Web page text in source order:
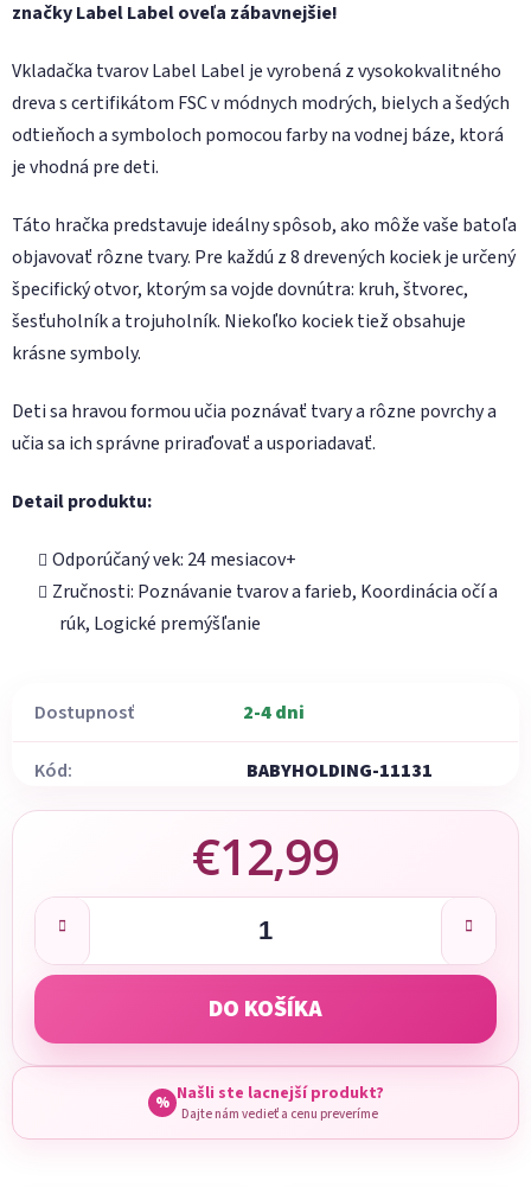
značky Label Label oveľa zábavnejšie!
Vkladačka tvarov Label Label je vyrobená z vysokokvalitného
dreva s certifikátom FSC v módnych modrých, bielych a šedých
odtieňoch a symboloch pomocou farby na vodnej báze, ktorá
je vhodná pre deti.
Táto hračka predstavuje ideálny spôsob, ako môže vaše batoľa
objavovať rôzne tvary. Pre každú z 8 drevených kociek je určený
špecifický otvor, ktorým sa vojde dovnútra: kruh, štvorec,
šesťuholník a trojuholník. Niekoľko kociek tiež obsahuje
krásne symboly.
Deti sa hravou formou učia poznávať tvary a rôzne povrchy a
učia sa ich správne priraďovať a usporiadavať.
Detail produktu:
Odporúčaný vek: 24 mesiacov+
Zručnosti: Poznávanie tvarov a farieb, Koordinácia očí a
rúk, Logické premýšľanie
Dostupnosť 2-4 dni
Kód: BABYHOLDING-11131
€12,99
Jednotková cena:
DO KOŠÍKA
% Našli ste lacnejší produkt?
Dajte nám vedieť a cenu preveríme